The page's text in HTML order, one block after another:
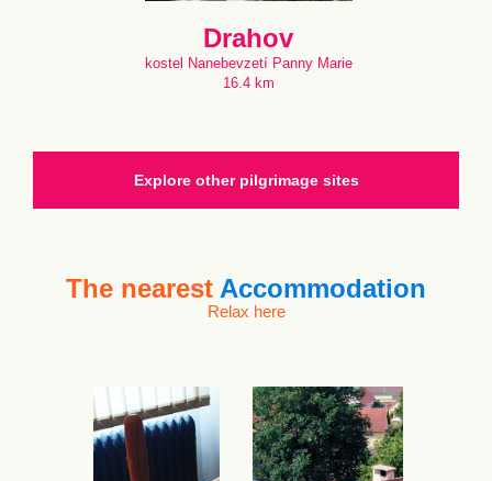
Drahov
kostel Nanebevzetí Panny Marie
16.4 km
Explore other pilgrimage sites
The nearest Accommodation
Relax here